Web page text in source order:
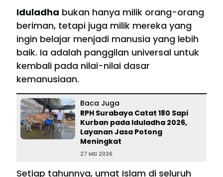
Iduladha bukan hanya milik orang-orang
beriman, tetapi juga milik mereka yang
ingin belajar menjadi manusia yang lebih
baik. Ia adalah panggilan universal untuk
kembali pada nilai-nilai dasar
kemanusiaan.
Baca Juga
RPH Surabaya Catat 180 Sapi
Kurban pada Iduladha 2026,
Layanan Jasa Potong
Meningkat
27 MEI 2026
Setiap tahunnya, umat Islam di seluruh